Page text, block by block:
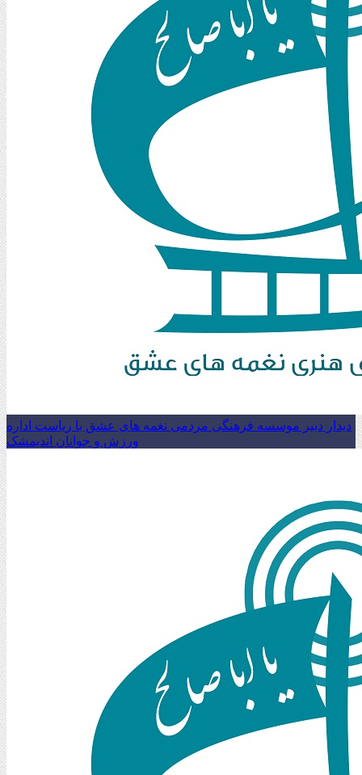
دیدار دبیر موسسه فرهنگی مردمی نغمه های عشق با ریاست اداره
ورزش و جوانان اندیمشک